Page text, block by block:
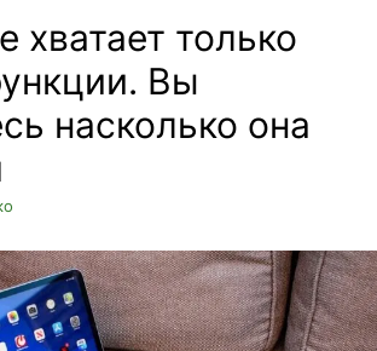
хватает только
Вы
насколько она